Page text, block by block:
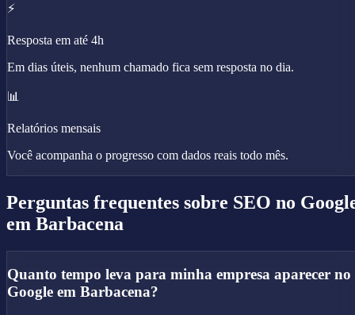
⚡
Resposta em até 4h
Em dias úteis, nenhum chamado fica sem resposta no dia.
📊
Relatórios mensais
Você acompanha o progresso com dados reais todo mês.
Perguntas frequentes sobre SEO no
em Barbacena
Quanto tempo leva para minha empresa aparecer no
Google em Barbacena?